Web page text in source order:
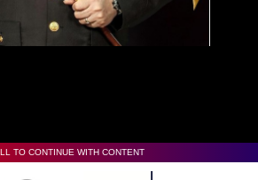
TO CONTINUE WITH CONTENT